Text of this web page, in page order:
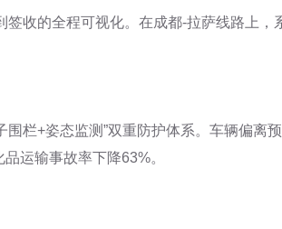
收的全程可视化。在成都-拉萨线路上
栏+姿态监测”双重防护体系。车辆偏离
运输事故率下降63%。